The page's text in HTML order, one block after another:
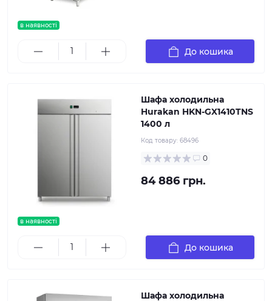
в наявності
До кошика
в наявності
Шафа холодильна
Hurakan HKN-GX1410TNS
1400 л
Код товару: 68496
0
84 886 грн.
До кошика
Шафа холодильна